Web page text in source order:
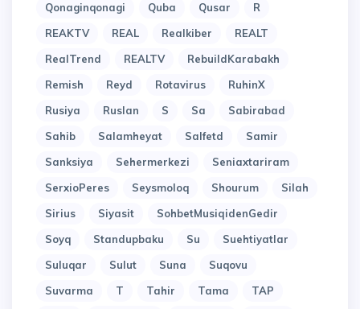
Qonaginqonagi Quba Qusar
R
REAKTV
REAL Realkiber
REALT
RealTrend
REALTV
RebuildKarabakh
Remish
Reyd Rotavirus
RuhinX
Rusiya
Ruslan S Sa
Sabirabad
Sahib
Salamheyat Salfetd
Samir
Sanksiya
Sehermerkezi
Seniaxtariram
SerxioPeres
Seysmoloq Shourum
Silah
Sirius
Siyasit
SohbetMusiqidenGedir
Soyq
Standupbaku Su
Suehtiyatlar
Suluqar
Sulut Suna
Suqovu
Suvarma
T Tahir Tama
TAP